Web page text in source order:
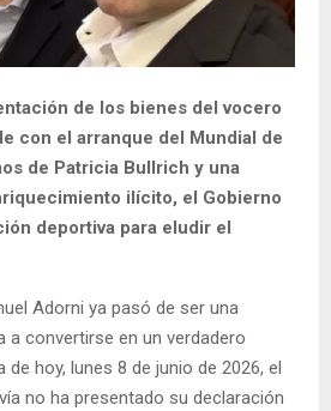
de los bienes del vocero
con el arranque del Mundial de
de Patricia Bullrich y una
ilícito, el Gobierno
deportiva para eludir el
Adorni ya pasó de ser una
a convertirse en un verdadero
hoy, lunes 8 de junio de 2026, el
no ha presentado su declaración